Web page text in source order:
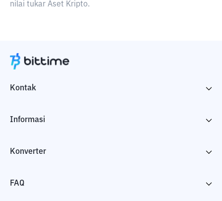
nilai tukar Aset Kripto.
Kontak
Informasi
Konverter
FAQ